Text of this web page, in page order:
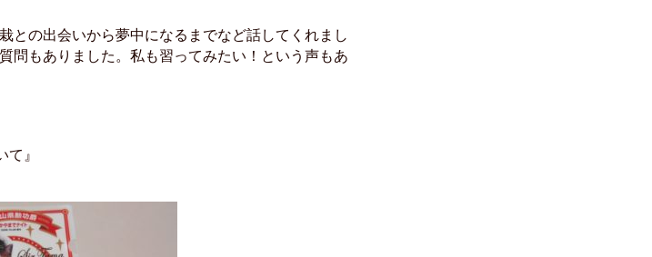
との出会いから夢中になるまでなど話してくれまし
問もありました。私も習ってみたい！という声もあ
』